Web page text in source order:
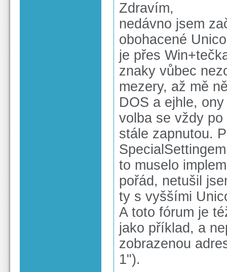
Zdravím,
nedávno jsem
obohacené
je přes
znaky vůbec
mezery, až mě
DOS a ejhle,
volba se vždy
stále zapnutou.
to muselo
pořád, netušil
ty s vyššími
A toto fórum je
jako příklad, a
zobrazenou
1").